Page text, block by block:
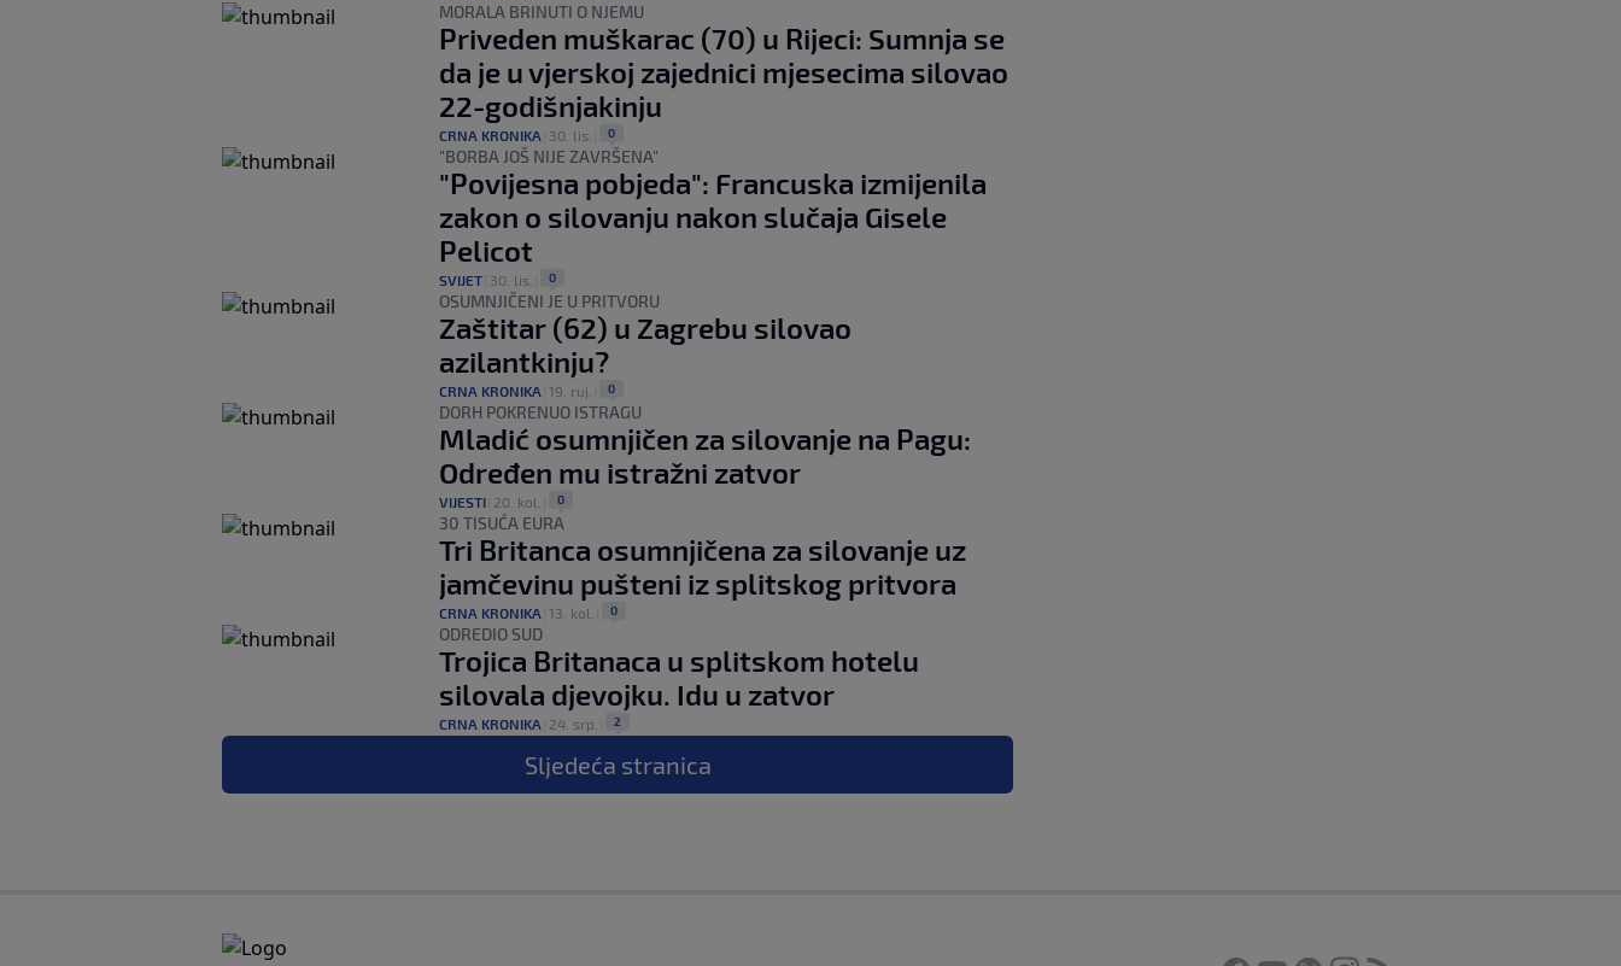
MORALA BRINUTI O NJEMU
Priveden muškarac (70) u Rijeci: Sumnja se
da je u vjerskoj zajednici mjesecima silovao
22-godišnjakinju
CRNA KRONIKA 30. lis. 0
"BORBA JOŠ NIJE ZAVRŠENA"
"Povijesna pobjeda": Francuska izmijenila
zakon o silovanju nakon slučaja Gisele
Pelicot
SVIJET 30. lis. 0
OSUMNJIČENI JE U PRITVORU
Zaštitar (62) u Zagrebu silovao
azilantkinju?
CRNA KRONIKA 19. ruj. 0
DORH POKRENUO ISTRAGU
Mladić osumnjičen za silovanje na Pagu:
Određen mu istražni zatvor
VIJESTI 20. kol. 0
30 TISUĆA EURA
Tri Britanca osumnjičena za silovanje uz
jamčevinu pušteni iz splitskog pritvora
CRNA KRONIKA 13. kol. 0
ODREDIO SUD
Trojica Britanaca u splitskom hotelu
silovala djevojku. Idu u zatvor
CRNA KRONIKA 24. srp. 2
Sljedeća stranica